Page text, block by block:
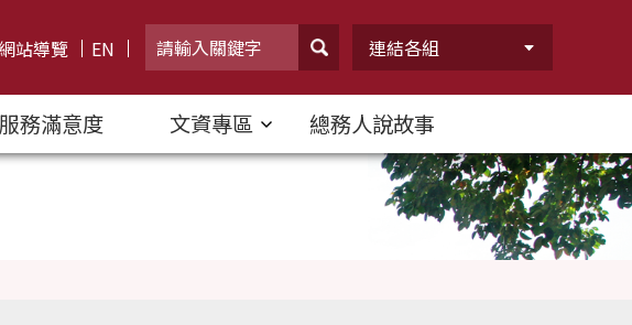
站導覽 EN 連結各組
服務滿意度 文資專區 總務人說故事